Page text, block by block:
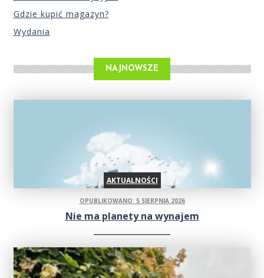
Gdzie kupić magazyn?
Wydania
NAJNOWSZE
AKTUALNOŚCI
OPUBLIKOWANO: 5 SIERPNIA 2026
Nie ma planety na wynajem